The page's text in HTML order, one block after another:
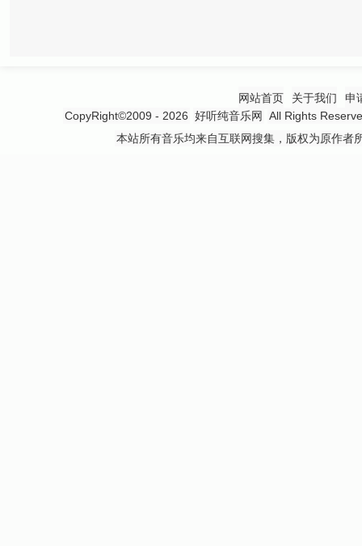
网站首页 关于我们
申
CopyRight©2009 - 2026 好听纯音乐网
All Rights
本站所有音乐均来自互联网搜集，版权为原作者